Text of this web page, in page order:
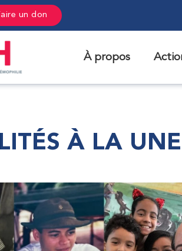
un don
À propos
À LA UNE